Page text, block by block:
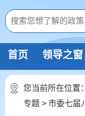
首页 领导之窗
您当前所在位置：
专题 > 市委七届